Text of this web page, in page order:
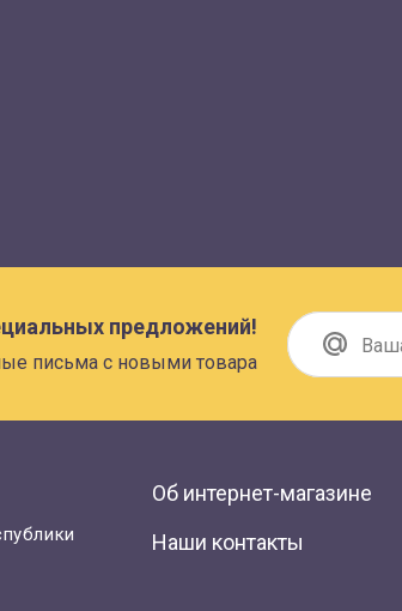
предложений!
письма с новыми товара
Об интернет-магазине
Наши контакты